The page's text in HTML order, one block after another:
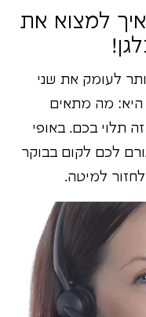
למצוא את
לעומק את שני
היא: מה מתאים
תלוי בכם. באופי
לכם לקום בבוקר
למיטה.